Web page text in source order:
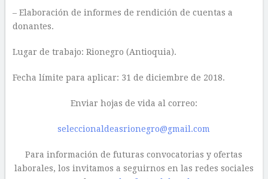
fuertes y duraderas en beneficio de los niños, niñas y
familias del programa.
– Búsqueda y presentación de proyectos para financiar
posicionamiento de la marca.